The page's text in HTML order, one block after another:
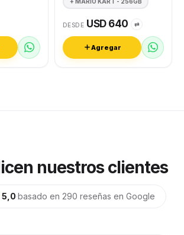
+ MARIO KART - 256GB
DESDE USD 640 ⇄
Agregar
nuestros clientes
5,0·basado en 290 reseñas en Google